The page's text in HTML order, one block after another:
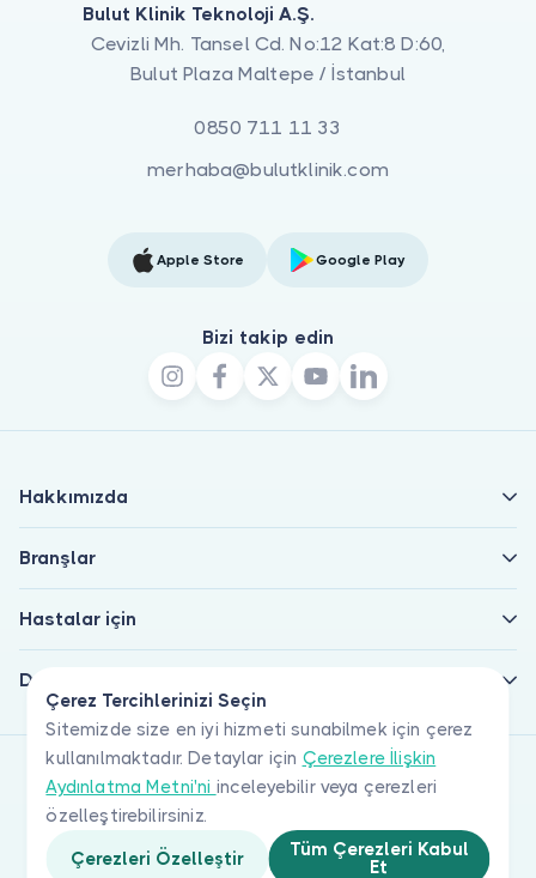
Çerez Tercihlerinizi Seçin
Sitemizde size en iyi hizmeti sunabilmek için çerez
kullanılmaktadır. Detaylar için Çerezlere İlişkin
Aydınlatma Metni'ni inceleyebilir veya çerezleri
özelleştirebilirsiniz.
Çerezleri Özelleştir
Tüm Çerezleri Kabul
Et
Bulut Klinik Teknoloji A.Ş.
Cevizli Mh. Tansel Cd. No:12 Kat:8 D:60,
Bulut Plaza Maltepe / İstanbul
0850 711 11 33
merhaba@bulutklinik.com
Apple Store Google Play
Bizi takip edin
Hakkımızda
Branşlar
Hastalar için
Doktorlar için